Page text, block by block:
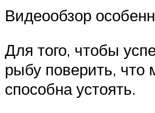
Видеообзор
Для того, чтобы
рыбу поверить, что
способна устоять.